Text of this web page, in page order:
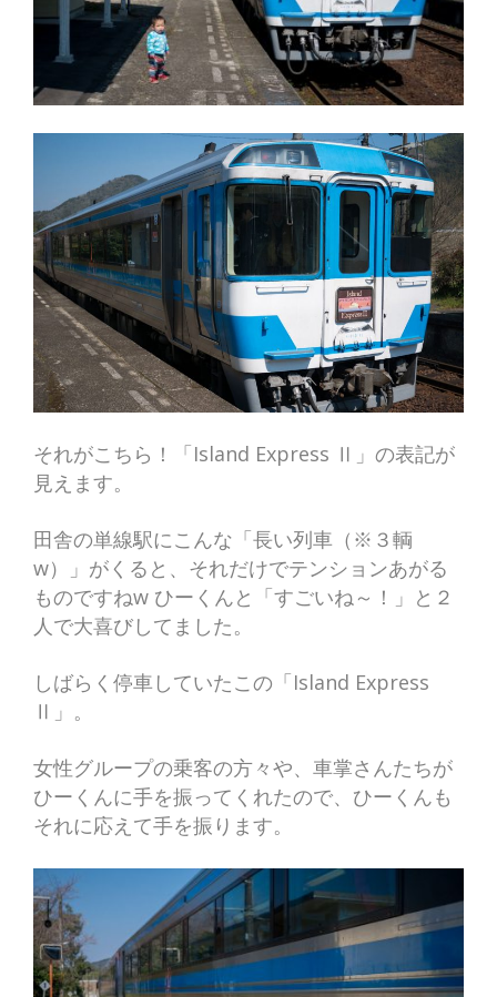
それがこちら！「Island Express Ⅱ」の表記が
見えます。
田舎の単線駅にこんな「長い列車（※３輌
w）」がくると、それだけでテンションあがる
ものですねw ひーくんと「すごいね～！」と２
人で大喜びしてました。
しばらく停車していたこの「Island Express
Ⅱ」。
女性グループの乗客の方々や、車掌さんたちが
ひーくんに手を振ってくれたので、ひーくんも
それに応えて手を振ります。